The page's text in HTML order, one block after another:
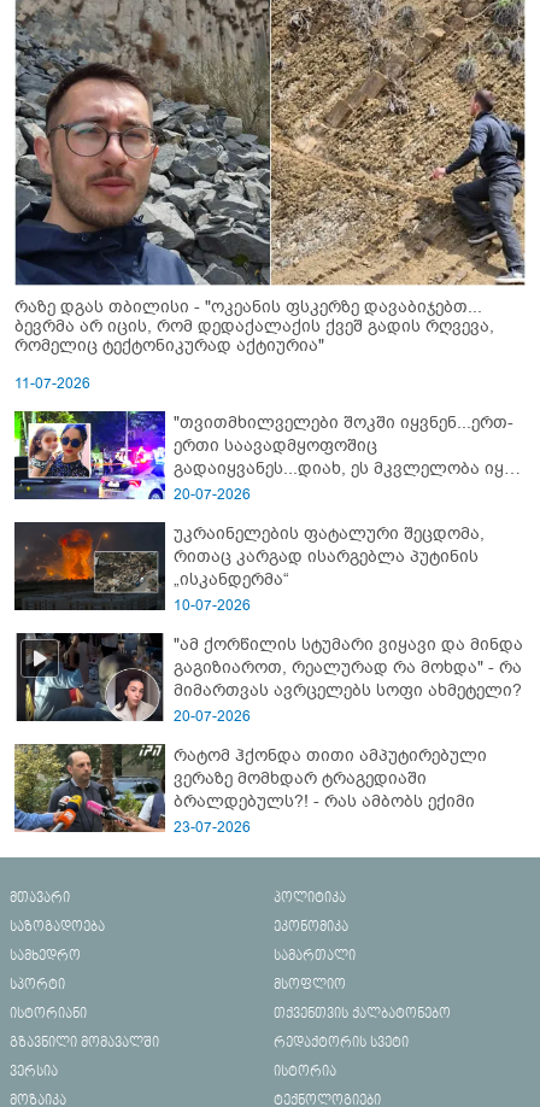
რაზე დგას თბილისი - "ოკეანის ფსკერზე დავაბიჯებთ...
ბევრმა არ იცის, რომ დედაქალაქის ქვეშ გადის რღვევა,
რომელიც ტექტონიკურად აქტიურია"
11-07-2026
"თვითმხილველები შოკში იყვნენ...ერთ-
ერთი საავადმყოფოშიც
გადაიყვანეს...დიახ, ეს მკვლელობა იყო"
- გორში დატრიალებული ტრაგედიის
20-07-2026
უკრაინელების ფატალური შეცდომა,
რითაც კარგად ისარგებლა პუტინის
„ისკანდერმა“
10-07-2026
"ამ ქორწილის სტუმარი ვიყავი და მინდა
გაგიზიაროთ, რეალურად რა მოხდა" - რა
მიმართვას ავრცელებს სოფი ახმეტელი?
20-07-2026
რატომ ჰქონდა თითი ამპუტირებული
ვერაზე მომხდარ ტრაგედიაში
ბრალდებულს?! - რას ამბობს ექიმი
23-07-2026
მთავარი
პოლიტიკა
საზოგადოება
ეკონომიკა
სამხედრო
სამართალი
სპორტი
მსოფლიო
ისტორიანი
თქვენთვის ქალბატონებო
გზავნილი მომავალში
რედაქტორის სვეტი
ვერსია
ისტორია
მოზაიკა
ტექნოლოგიები